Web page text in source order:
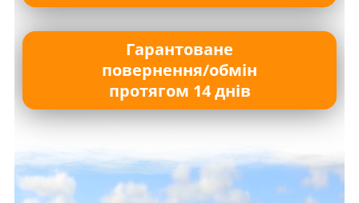
Гарантоване
повернення/обмін
протягом 14 днів